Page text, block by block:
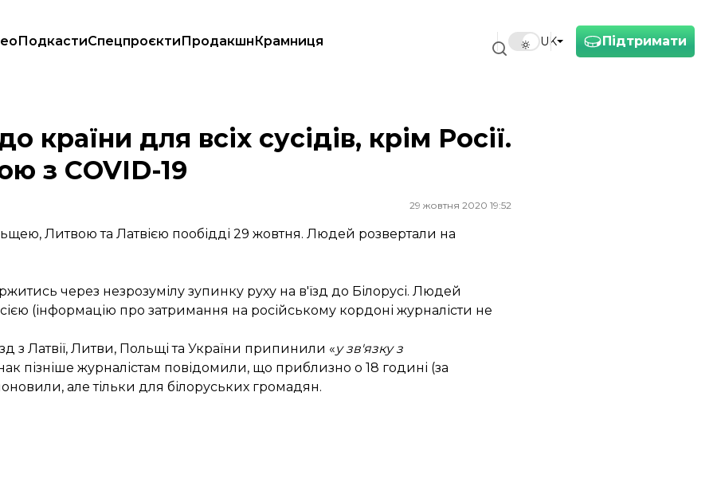
Підтримати
UK
ПодкастиСпецпроєктиПродакшнКрамниця
це боротьбою з COVID-19
країни для всіх сусідів, крім Росії.
з COVID-19
29 жовтня 2020 19:52
Литвою та Латвією пообідді 29 жовтня. Людей розвертали на
через незрозумілу зупинку руху на в'їзд до Білорусі. Людей
(інформацію про затримання на російському кордоні журналісти не
з Латвії, Литви, Польщі та України припинили «у зв'язку з
пізніше журналістам повідомили, що приблизно о 18 годині (за
але тільки для білоруських громадян.